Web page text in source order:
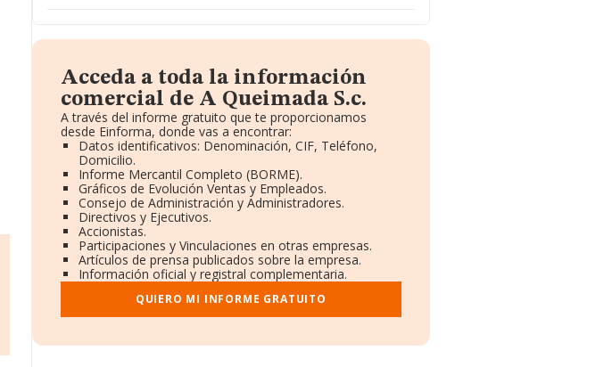
Acceda a toda la información
comercial de A Queimada S.c.
A través del informe gratuito que te proporcionamos
desde Einforma, donde vas a encontrar:
Datos identificativos: Denominación, CIF, Teléfono,
Domicilio.
Informe Mercantil Completo (BORME).
Gráficos de Evolución Ventas y Empleados.
Consejo de Administración y Administradores.
Directivos y Ejecutivos.
Accionistas.
Participaciones y Vinculaciones en otras empresas.
Artículos de prensa publicados sobre la empresa.
Información oficial y registral complementaria.
QUIERO MI INFORME GRATUITO